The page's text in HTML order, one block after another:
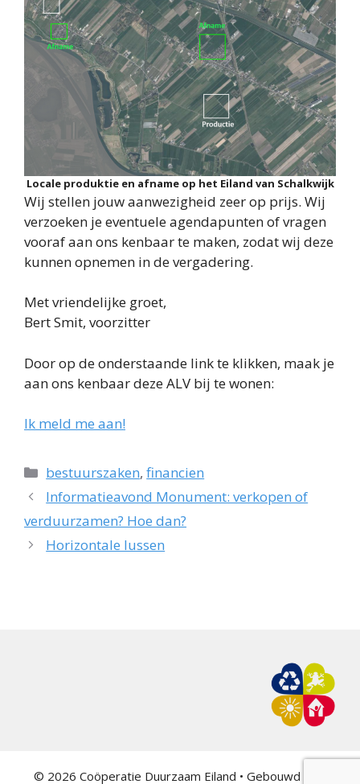
Locale produktie en afname op het Eiland van Schalkwijk
Wij stellen jouw aanwezigheid zeer op prijs. Wij
verzoeken je eventuele agendapunten of vragen
vooraf aan ons kenbaar te maken, zodat wij deze
kunnen opnemen in de vergadering.
Met vriendelijke groet,
Bert Smit, voorzitter
Door op de onderstaande link te klikken, maak je
aan ons kenbaar deze ALV bij te wonen:
Ik meld me aan!
Categorieën
bestuurszaken,financien
Informatieavond Monument: verkopen of
verduurzamen? Hoe dan?
Horizontale lussen
© 2026 Coöperatie Duurzaam Eiland • Gebouwd met